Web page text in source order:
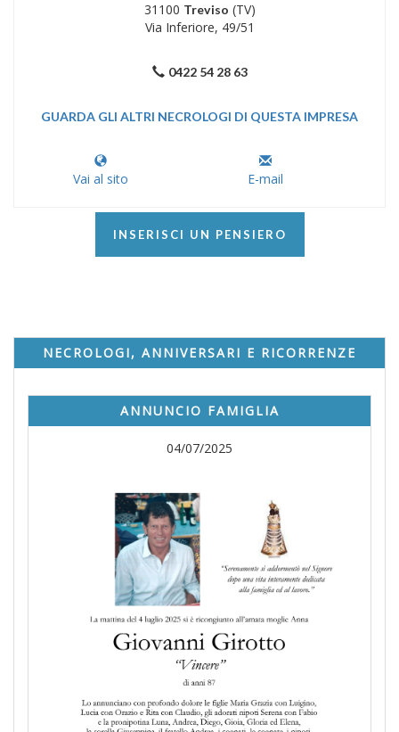
31100 Treviso (TV)
Via Inferiore, 49/51
0422 54 28 63
GUARDA GLI ALTRI NECROLOGI DI QUESTA IMPRESA
Vai al sito E-mail
INSERISCI UN PENSIERO
NECROLOGI, ANNIVERSARI E RICORRENZE
ANNUNCIO FAMIGLIA
04/07/2025